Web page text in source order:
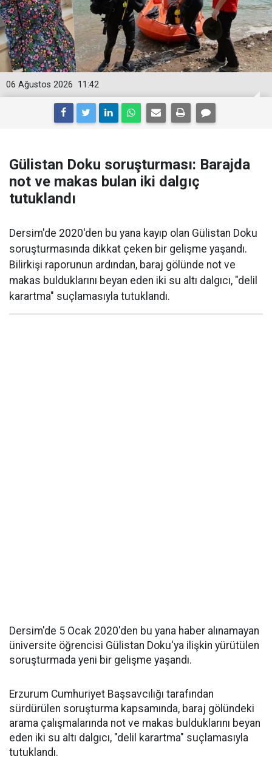
11:42
06 Ağustos 2026
Gülistan Doku soruşturması: Barajda
not ve makas bulan iki dalgıç
tutuklandı
Dersim'de 2020'den bu yana kayıp olan Gülistan Doku
soruşturmasında dikkat çeken bir gelişme yaşandı.
Bilirkişi raporunun ardından, baraj gölünde not ve
makas bulduklarını beyan eden iki su altı dalgıcı, "delil
karartma" suçlamasıyla tutuklandı.
Dersim'de 5 Ocak 2020'den bu yana haber alınamayan
üniversite öğrencisi Gülistan Doku'ya ilişkin yürütülen
soruşturmada yeni bir gelişme yaşandı.
Erzurum Cumhuriyet Başsavcılığı tarafından
sürdürülen soruşturma kapsamında, baraj gölündeki
arama çalışmalarında not ve makas bulduklarını beyan
eden iki su altı dalgıcı, "delil karartma" suçlamasıyla
tutuklandı.